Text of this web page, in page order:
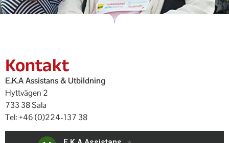
Kontakt
E.K.A Assistans & Utbildning
Hyttvägen 2
733 38 Sala
Tel: +46 (0)224-137 38